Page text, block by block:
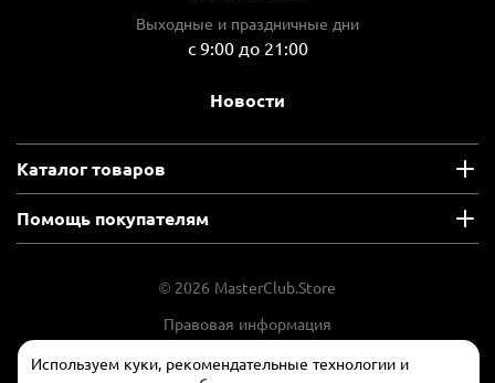
Используем куки, рекомендательные технологии и
Выходные и праздничные дни
с 9:00 до 21:00
Новости
Каталог товаров
Помощь покупателям
© 2026 MasterClub.Store
Правовая информация
Положение об обработки и защите